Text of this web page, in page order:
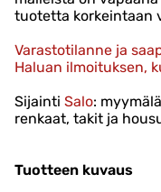
tuotetta korkeintaan
Varastotilanne ja
Haluan ilmoituksen,
Sijainti Salo:
renkaat, takit ja
Tuotteen kuvaus